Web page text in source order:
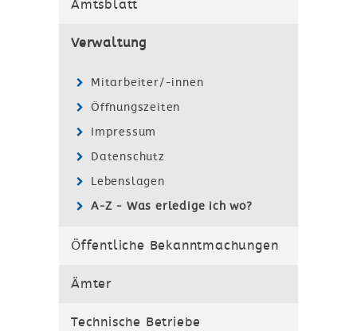
Amtsblatt
Verwaltung
Mitarbeiter/-innen
Öffnungszeiten
Impressum
Datenschutz
Lebenslagen
A-Z - Was erledige ich wo?
Öffentliche Bekanntmachungen
Ämter
Technische Betriebe